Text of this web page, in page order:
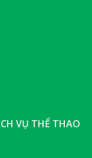
VỤ THỂ THAO